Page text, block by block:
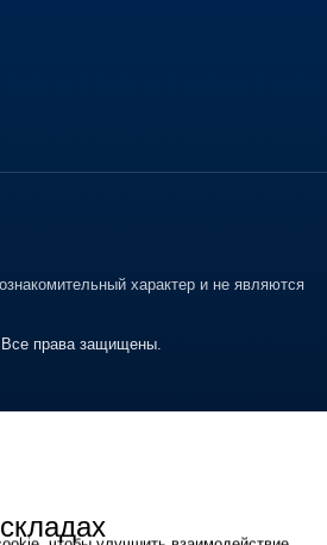
характер и не являются
Все права защищены.